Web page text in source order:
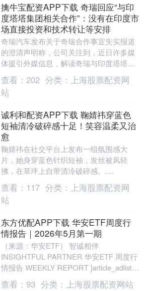
擒牛宝配资APP下载 奇瑞回应“与印
度塔塔集团相关合作”：没有在印度市
场直接投资和技术转让等安排
奇瑞汽车发布关于奇瑞合作事宜失实报道
的澄清声明称，公司关注到，近日许多媒
体援引外媒信息，解读奇瑞与印度塔塔集
团的相关合作，其中不乏善意的关心，但
也衍生出大量不实....
查看： 202 分类： 上海股票配资网
站
诚利和配资APP下载 鞠婧祎穿蓝色
短袖清冷破碎感十足！笑容温柔又治
愈
鞠婧祎在社交平台上发布一组氛围感大
片，她身穿蓝色针织短袖，发丝被风轻
拂，在草坪上自带清冷破碎感。....
查看： 117 分类： 上海股票配资网
站
东方优配APP下载 华安ETF周度行
情报告｜2026年5月第一期
（来源：华安ETF） 智诚相伴
INSIGHTFUL PARTNER 华安ETF 周度行
情报告 WEEKLY REPORT ]article_adlist--
>....
查看： 93 分类： 上海股票配资网站